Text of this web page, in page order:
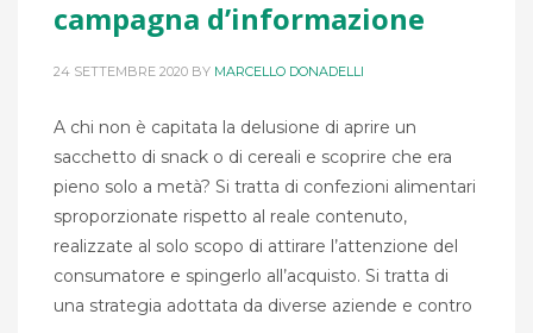
campagna d’informazione
24 SETTEMBRE 2020 BY MARCELLO DONADELLI
A chi non è capitata la delusione di aprire un
sacchetto di snack o di cereali e scoprire che era
pieno solo a metà? Si tratta di confezioni alimentari
sproporzionate rispetto al reale contenuto,
realizzate al solo scopo di attirare l’attenzione del
consumatore e spingerlo all’acquisto. Si tratta di
una strategia adottata da diverse aziende e contro